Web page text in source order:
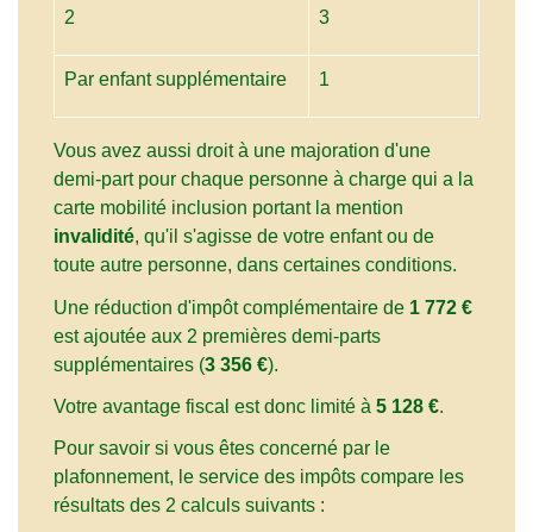
2 3
Par enfant supplémentaire 1
Vous avez aussi droit à une majoration d'une
demi-part pour chaque personne à charge qui a la
carte mobilité inclusion portant la mention
invalidité, qu'il s'agisse de votre enfant ou de
toute autre personne, dans certaines conditions.
Une réduction d'impôt complémentaire de 1 772 €
est ajoutée aux 2 premières demi-parts
supplémentaires (3 356 €).
Votre avantage fiscal est donc limité à 5 128 €.
Pour savoir si vous êtes concerné par le
plafonnement, le service des impôts compare les
résultats des 2 calculs suivants :